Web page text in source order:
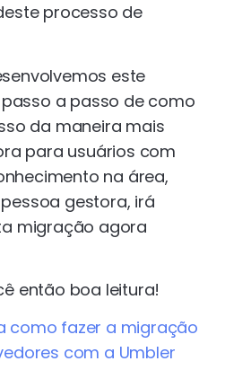
processo de
este
a passo de como
da maneira mais
para usuários com
na área,
gestora, irá
migração agora
então boa leitura!
como fazer a migração
com a Umbler